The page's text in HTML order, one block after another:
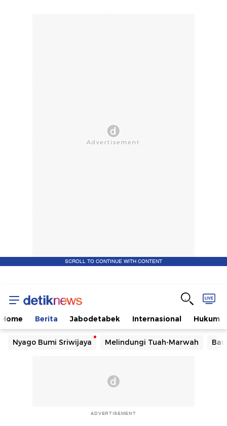
SCROLL TO CONTINUE WITH CONTENT
Home Berita Jabodetabek Internasional Hukum
Nyago Bumi Sriwijaya Melindungi Tuah-Marwah
ADVERTISEMENT